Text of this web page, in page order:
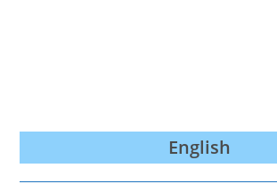
English